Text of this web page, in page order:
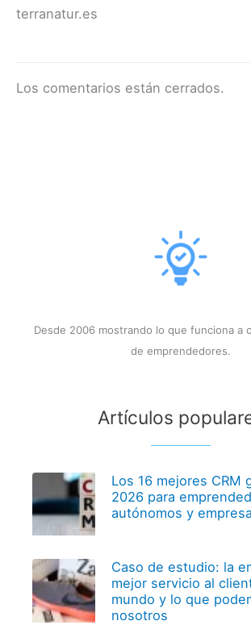
terranatur.es
Los comentarios están cerrados.
Desde 2006 mostrando lo que funciona a
de emprendedores.
Artículos
Los 16 mejores CRM
2026 para
autónomos y
Caso de estudio: la
mejor servicio al
mundo y lo que
nosotros